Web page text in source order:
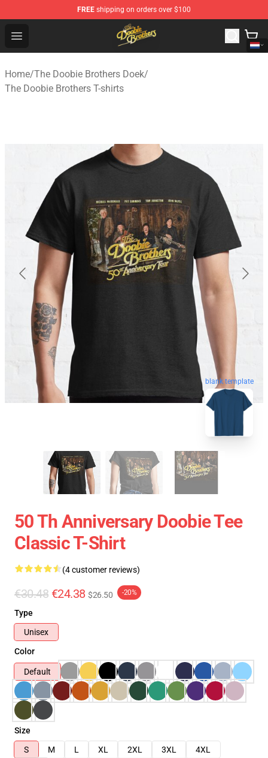
FREE shipping on orders over $100
Open menu
The Doobie Brothers Store - Official The Doobie
Home/The Doobie Brothers Doek/
The Doobie Brothers T-shirts
blank template
50 Th Anniversary Doobie Tee
Classic T-Shirt
(4 customer reviews)
€30.48 €24.38 $26.50 -20%
Type
Unisex
Color
Default
Size
S
M L XL 2XL 3XL
4XL